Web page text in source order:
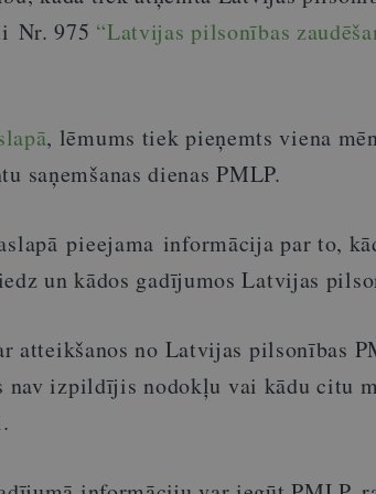
Nr. 975 “Latvijas pilsonības
, lēmums tiek pieņemts viena
saņemšanas dienas PMLP.
pieejama informācija par to,
un kādos gadījumos Latvijas
atteikšanos no Latvijas pilsonības
izpildījis nodokļu vai kādu citu